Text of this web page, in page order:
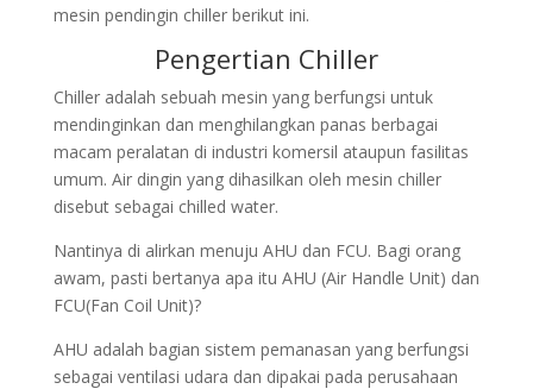
mesin pendingin chiller berikut ini.
Pengertian Chiller
Chiller adalah sebuah mesin yang berfungsi untuk
mendinginkan dan menghilangkan panas berbagai
macam peralatan di industri komersil ataupun fasilitas
umum. Air dingin yang dihasilkan oleh mesin chiller
disebut sebagai chilled water.
Nantinya di alirkan menuju AHU dan FCU. Bagi orang
awam, pasti bertanya apa itu AHU (Air Handle Unit) dan
FCU(Fan Coil Unit)?
AHU adalah bagian sistem pemanasan yang berfungsi
sebagai ventilasi udara dan dipakai pada perusahaan